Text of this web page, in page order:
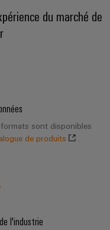
du marché de
sont disponibles
de produits
l'industrie